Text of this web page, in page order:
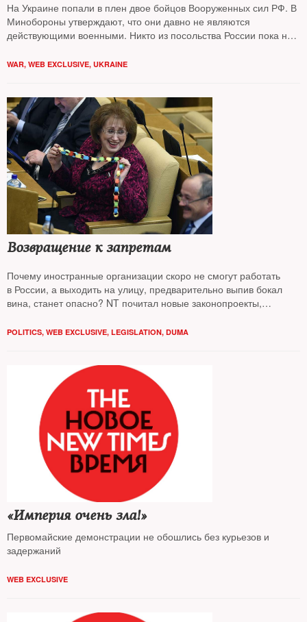
На Украине попали в плен двое бойцов Вооруженных сил РФ. В
Минобороны утверждают, что они давно не являются
действующими военными. Никто из посольства России пока не
WAR, WEB EXCLUSIVE, UKRAINE
Возвращение к запретам
Почему иностранные организации скоро не смогут работать
в России, а выходить на улицу, предварительно выпив бокал
вина, станет опасно? NT почитал новые законопроекты,
POLITICS, WEB EXCLUSIVE, LEGISLATION, DUMA
«Империя очень зла!»
Первомайские демонстрации не обошлись без курьезов и
задержаний
WEB EXCLUSIVE